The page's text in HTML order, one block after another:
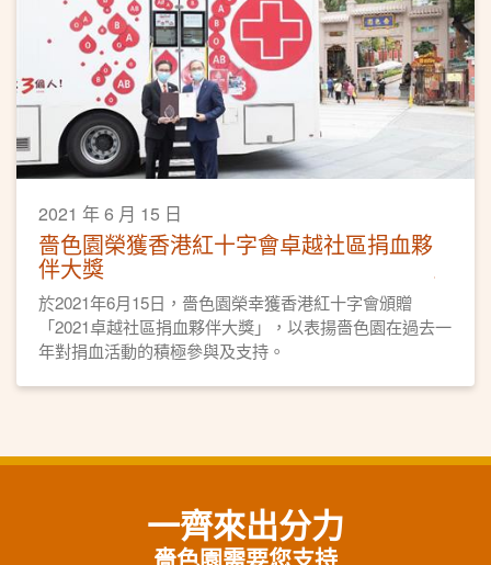
2021 年 6 月 15 日
嗇色園榮獲香港紅十字會卓越社區捐血夥
伴大獎
於2021年6月15日，嗇色園榮幸獲香港紅十字會頒贈
「2021卓越社區捐血夥伴大獎」，以表揚嗇色園在過去一
年對捐血活動的積極參與及支持。
一齊來出分力
嗇色園需要您支持